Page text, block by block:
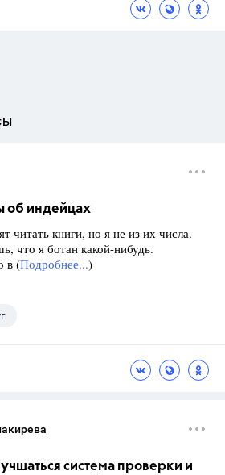
об индейцах
читать книги, но я не из их числа.
что я ботан какой-нибудь.
в (Подробнее...)
система проверки и